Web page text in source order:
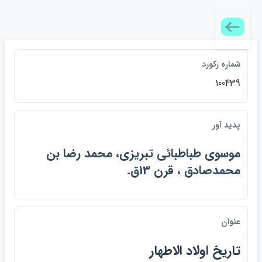
شماره ركورد
100439
پديد آور
موسوي طباطبائي تبريزي، محمد رضا بن
محمدصادق ، قرن 13ق.
عنوان
تاريخ اولاد الاطهار